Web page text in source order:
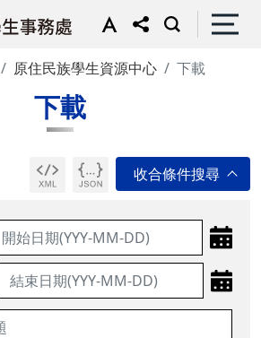
原住民族學生資源中心 下載
下載